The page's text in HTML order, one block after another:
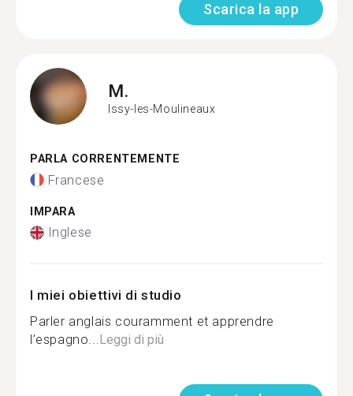
Scarica la app
M.
Issy-les-Moulineaux
PARLA CORRENTEMENTE
Francese
IMPARA
Inglese
I miei obiettivi di studio
Parler anglais couramment et apprendre
l’espagno...Leggi di più